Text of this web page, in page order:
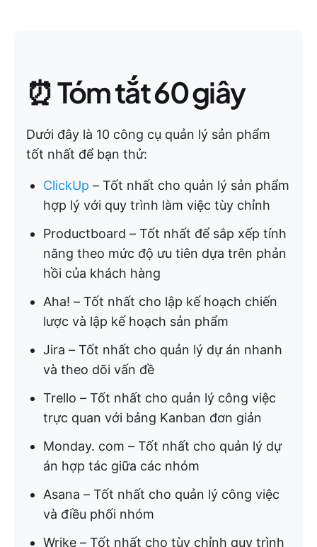
⏰ Tóm tắt 60 giây
Dưới đây là 10 công cụ quản lý sản phẩm
tốt nhất để bạn thử:
ClickUp – Tốt nhất cho quản lý sản phẩm
hợp lý với quy trình làm việc tùy chỉnh
Productboard – Tốt nhất để sắp xếp tính
năng theo mức độ ưu tiên dựa trên phản
hồi của khách hàng
Aha! – Tốt nhất cho lập kế hoạch chiến
lược và lập kế hoạch sản phẩm
Jira – Tốt nhất cho quản lý dự án nhanh
và theo dõi vấn đề
Trello – Tốt nhất cho quản lý công việc
trực quan với bảng Kanban đơn giản
Monday. com – Tốt nhất cho quản lý dự
án hợp tác giữa các nhóm
Asana – Tốt nhất cho quản lý công việc
và điều phối nhóm
Wrike – Tốt nhất cho tùy chỉnh quy trình